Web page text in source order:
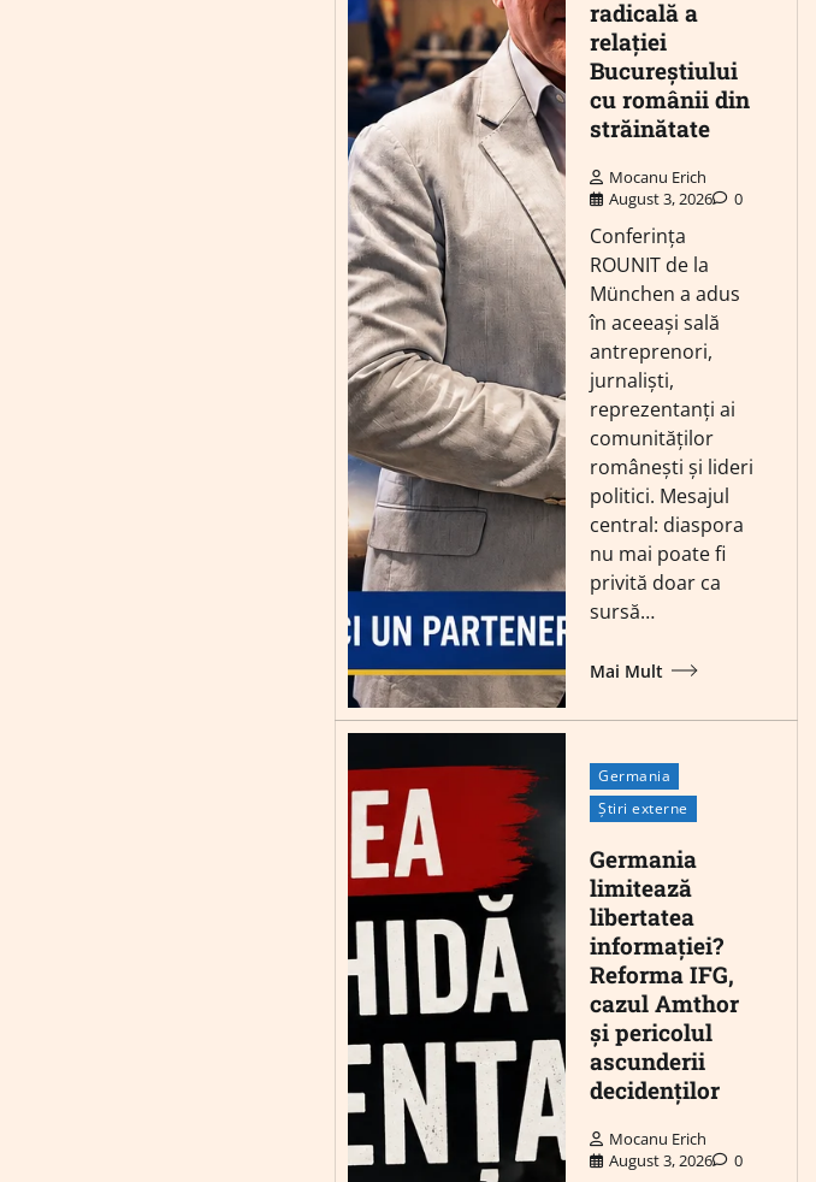
radicală a
relației
Bucureștiului
cu românii din
străinătate
Mocanu Erich
August 3, 2026
0
Conferința
ROUNIT de la
München a adus
în aceeași sală
antreprenori,
jurnaliști,
reprezentanți ai
comunităților
românești și lideri
politici. Mesajul
central: diaspora
nu mai poate fi
privită doar ca
sursă…
Mai Mult
Germania
Știri externe
Germania
limitează
libertatea
informației?
Reforma IFG,
cazul Amthor
și pericolul
ascunderii
decidenților
Mocanu Erich
August 3, 2026
0